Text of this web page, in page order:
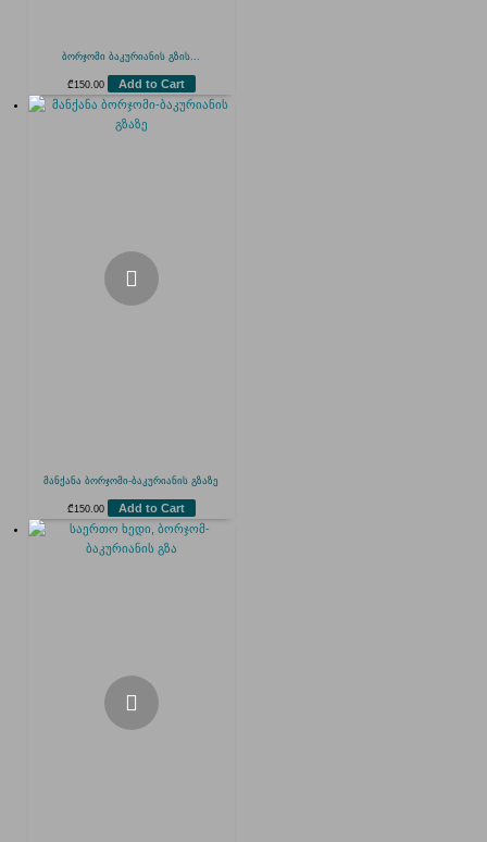
ბორჯომი ბაკურიანის გზის...
₾150.00 Add to Cart
მანქანა ბორჯომი-ბაკურიანის გზაზე
₾150.00 Add to Cart